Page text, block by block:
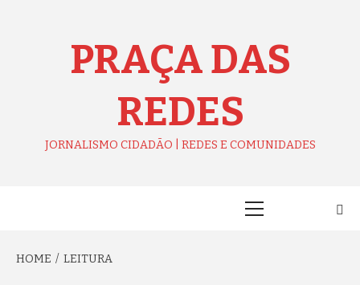
PRAÇA DAS
REDES
JORNALISMO CIDADÃO | REDES E COMUNIDADES
HOME LEITURA